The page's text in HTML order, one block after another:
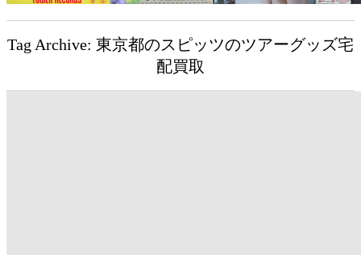
Tag Archive: 東京都のスピッツのツアーグッズ宅
配買取